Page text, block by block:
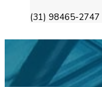
(31) 98465-2747